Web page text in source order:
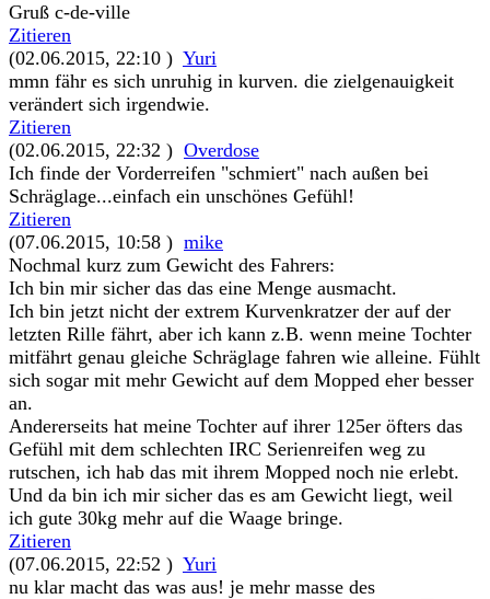
Gruß c-de-ville
Zitieren
(02.06.2015, 22:10 ) Yuri
mmn fähr es sich unruhig in kurven. die zielgenauigkeit
verändert sich irgendwie.
Zitieren
(02.06.2015, 22:32 ) Overdose
Ich finde der Vorderreifen "schmiert" nach außen bei
Schräglage...einfach ein unschönes Gefühl!
Zitieren
(07.06.2015, 10:58 ) mike
Nochmal kurz zum Gewicht des Fahrers:
Ich bin mir sicher das das eine Menge ausmacht.
Ich bin jetzt nicht der extrem Kurvenkratzer der auf der
letzten Rille fährt, aber ich kann z.B. wenn meine Tochter
mitfährt genau gleiche Schräglage fahren wie alleine. Fühlt
sich sogar mit mehr Gewicht auf dem Mopped eher besser
an.
Andererseits hat meine Tochter auf ihrer 125er öfters das
Gefühl mit dem schlechten IRC Serienreifen weg zu
rutschen, ich hab das mit ihrem Mopped noch nie erlebt.
Und da bin ich mir sicher das es am Gewicht liegt, weil
ich gute 30kg mehr auf die Waage bringe.
Zitieren
(07.06.2015, 22:52 ) Yuri
nu klar macht das was aus! je mehr masse des